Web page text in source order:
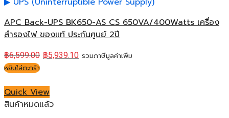
APC Back-UPS BK650-AS CS 650VA/400Watts เครื่อง
สำรองไฟ ของแท้ ประกันศูนย์ 2ปี
฿6,599.00 ฿5,939.10 รวมภาษีมูลค่าเพิ่ม
หยิบใส่ตะกร้า
Quick View
สินค้าหมดแล้ว